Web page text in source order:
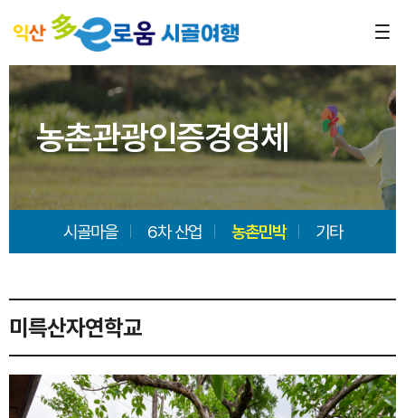
농촌관광인증경영체
시골마을 6차 산업 농촌민박 기타
미륵산자연학교